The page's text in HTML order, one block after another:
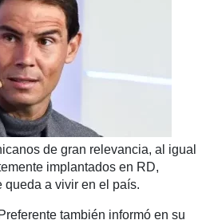
de gran relevancia, al igual
implantados en RD,
a vivir en el país.
también informó en su